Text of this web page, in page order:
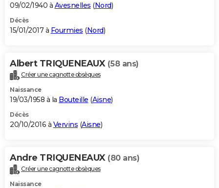
09/02/1940 à Avesnelles (Nord)
Décès
15/01/2017 à Fourmies (Nord)
Albert TRIQUENEAUX (58 ans)
Créer une cagnotte obsèques
Naissance
19/03/1958 à la Bouteille (Aisne)
Décès
20/10/2016 à Vervins (Aisne)
Andre TRIQUENEAUX (80 ans)
Créer une cagnotte obsèques
Naissance